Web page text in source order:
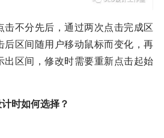
击不分先后，通过两次点击完成区
后区间随用户移动鼠标而变化，再
出区间，修改时需要重新点击起始
时如何选择？